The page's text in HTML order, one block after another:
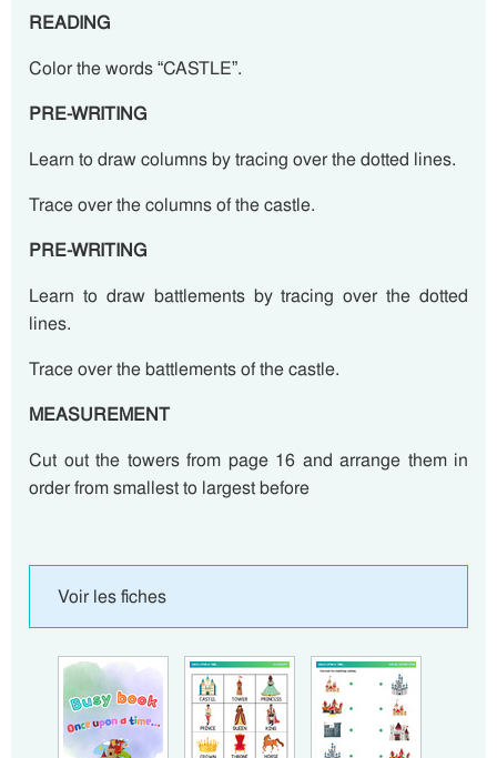
READING
Color the words “CASTLE”.
PRE-WRITING
Learn to draw columns by tracing over the dotted lines.
Trace over the columns of the castle.
PRE-WRITING
Learn to draw battlements by tracing over the dotted
lines.
Trace over the battlements of the castle.
MEASUREMENT
Cut out the towers from page 16 and arrange them in
order from smallest to largest before
Voir les fiches